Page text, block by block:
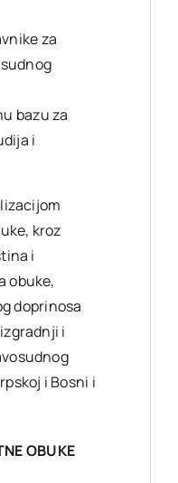
za
bazu za
i
kroz
i
obuke,
doprinosa
i
i Bosni i
OBUKE